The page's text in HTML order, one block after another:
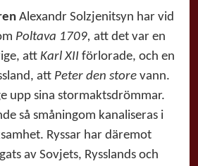
Alexandr Solzjenitsyn har vid
Poltava 1709, att det var en
att Karl XII förlorade, och en
att Peter den store vann.
upp sina stormaktsdrömmar.
så småningom kanaliseras i
Ryssar har däremot
av Sovjets, Rysslands och